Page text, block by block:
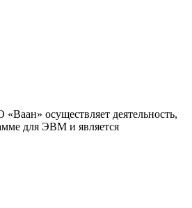
осуществляет деятельность,
для ЭВМ и является